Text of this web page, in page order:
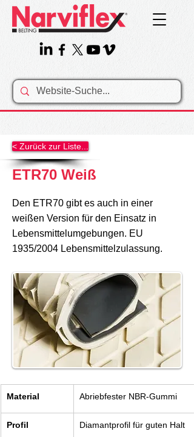
< Zurück zur Liste...
ETR70 Weiß
Den ETR70 gibt es auch in einer
weißen Version für den Einsatz in
Lebensmittelumgebungen. EU
1935/2004 Lebensmittelzulassung.
Material Abriebfester NBR-Gummi
Profil Diamantprofil für guten Halt